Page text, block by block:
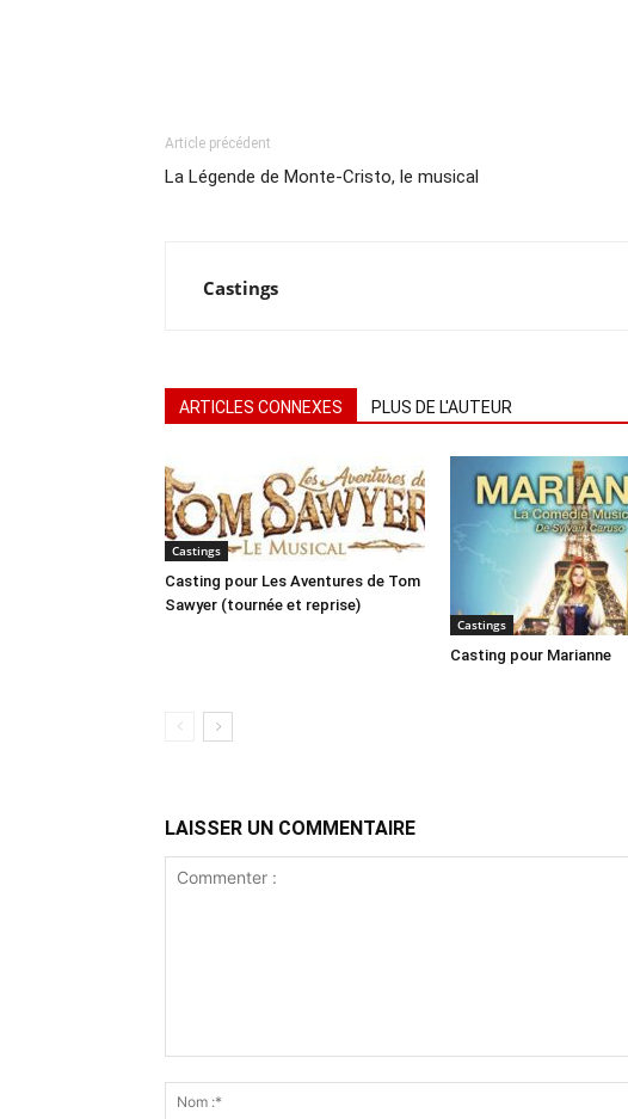
Article précédent
La Légende de Monte-Cristo, le musical
Castings
ARTICLES CONNEXES PLUS DE L'AUTEUR
Castings
Casting pour Les Aventures de Tom
Sawyer (tournée et reprise)
Castings
Casting pour Marianne
LAISSER UN COMMENTAIRE